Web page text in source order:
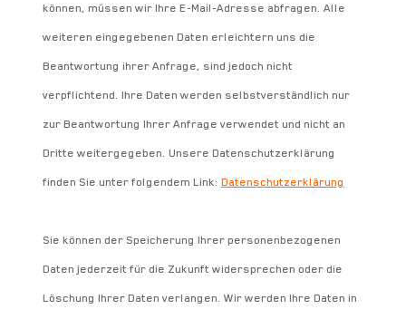
können, müssen wir Ihre E-Mail-Adresse abfragen. Alle
weiteren eingegebenen Daten erleichtern uns die
Beantwortung ihrer Anfrage, sind jedoch nicht
verpflichtend. Ihre Daten werden selbstverständlich nur
zur Beantwortung Ihrer Anfrage verwendet und nicht an
Dritte weitergegeben. Unsere Datenschutzerklärung
finden Sie unter folgendem Link: Datenschutzerklärung
Sie können der Speicherung Ihrer personenbezogenen
Daten jederzeit für die Zukunft widersprechen oder die
Löschung Ihrer Daten verlangen. Wir werden Ihre Daten in